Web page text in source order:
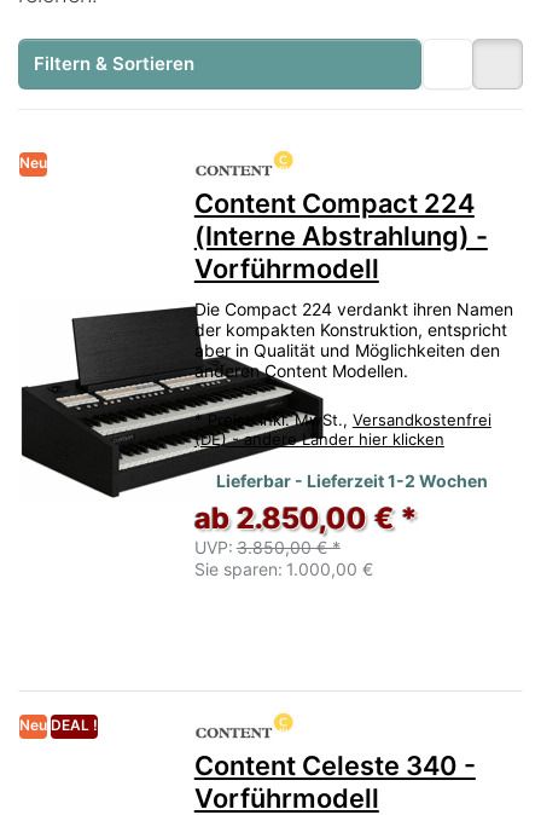
Filtern & Sortieren
Neu
Content Compact 224
(Interne Abstrahlung) -
Vorführmodell
Die Compact 224 verdankt ihren Namen
der kompakten Konstruktion, entspricht
aber in Qualität und Möglichkeiten den
anderen Content Modellen.
* Preise inkl. MwSt., Versandkostenfrei
(DE) - andere Länder hier klicken
Lieferbar - Lieferzeit 1-2 Wochen
ab 2.850,00 € *
UVP: 3.850,00 € *
Sie sparen: 1.000,00 €
Neu DEAL !
Content Celeste 340 -
Vorführmodell